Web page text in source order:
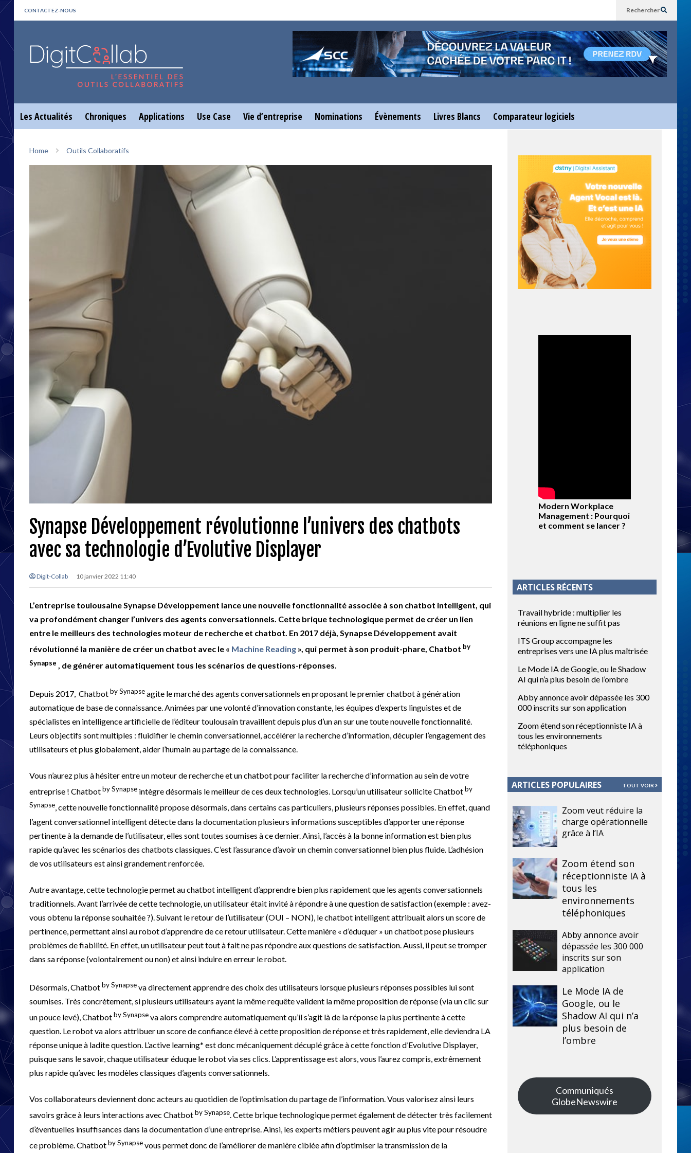
CONTACTEZ-NOUS Rechercher
Les Actualités Chroniques Applications Use Case Vie d’entreprise Nominations Évènements Livres Blancs Comparateur logiciels
Home Outils Collaboratifs
Synapse Développement révolutionne l’univers des chatbots
avec sa technologie d’Evolutive Displayer
Digit-Collab 10 janvier 2022 11:40
L’entreprise toulousaine Synapse Développement lance une nouvelle fonctionnalité associée à son chatbot intelligent, qui
va profondément changer l’univers des agents conversationnels. Cette brique technologique permet de créer un lien
entre le meilleurs des technologies moteur de recherche et chatbot. En 2017 déjà, Synapse Développement avait
révolutionné la manière de créer un chatbot avec le « Machine Reading », qui permet à son produit-phare, Chatbot by
Synapse
, de générer automatiquement tous les scénarios de questions-réponses.
Depuis 2017, Chatbotby Synapseagite le marché des agents conversationnels en proposant le premier chatbot à génération
automatique de base de connaissance. Animées par une volonté d’innovation constante, les équipes d’experts linguistes et de
spécialistes en intelligence artificielle de l’éditeur toulousain travaillent depuis plus d’un an sur une toute nouvelle fonctionnalité.
Leurs objectifs sont multiples : fluidifier le chemin conversationnel, accélérer la recherche d’information, décupler l’engagement des
utilisateurs et plus globalement, aider l’humain au partage de la connaissance.
Vous n’aurez plus à hésiter entre un moteur de recherche et un chatbot pour faciliter la recherche d’information au sein de votre
entreprise ! Chatbotby Synapse intègre désormais le meilleur de ces deux technologies. Lorsqu’un utilisateur sollicite Chatbotby
Synapse, cette nouvelle fonctionnalité propose désormais, dans certains cas particuliers, plusieurs réponses possibles. En effet, quand
l’agent conversationnel intelligent détecte dans la documentation plusieurs informations susceptibles d’apporter une réponse
pertinente à la demande de l’utilisateur, elles sont toutes soumises à ce dernier. Ainsi, l’accès à la bonne information est bien plus
rapide qu’avec les scénarios des chatbots classiques. C’est l’assurance d’avoir un chemin conversationnel bien plus fluide. L’adhésion
de vos utilisateurs est ainsi grandement renforcée.
Autre avantage, cette technologie permet au chatbot intelligent d’apprendre bien plus rapidement que les agents conversationnels
traditionnels. Avant l’arrivée de cette technologie, un utilisateur était invité à répondre à une question de satisfaction (exemple : avez-
vous obtenu la réponse souhaitée ?). Suivant le retour de l’utilisateur (OUI – NON), le chatbot intelligent attribuait alors un score de
pertinence, permettant ainsi au robot d’apprendre de ce retour utilisateur. Cette manière « d’éduquer » un chatbot pose plusieurs
problèmes de fiabilité. En effet, un utilisateur peut tout à fait ne pas répondre aux questions de satisfaction. Aussi, il peut se tromper
dans sa réponse (volontairement ou non) et ainsi induire en erreur le robot.
Désormais, Chatbotby Synapseva directement apprendre des choix des utilisateurs lorsque plusieurs réponses possibles lui sont
soumises. Très concrètement, si plusieurs utilisateurs ayant la même requête valident la même proposition de réponse (via un clic sur
un pouce levé), Chatbotby Synapseva alors comprendre automatiquement qu’il s’agit là de la réponse la plus pertinente à cette
question. Le robot va alors attribuer un score de confiance élevé à cette proposition de réponse et très rapidement, elle deviendra LA
réponse unique à ladite question. L’active learning* est donc mécaniquement décuplé grâce à cette fonction d’Evolutive Displayer,
puisque sans le savoir, chaque utilisateur éduque le robot via ses clics. L’apprentissage est alors, vous l’aurez compris, extrêmement
plus rapide qu’avec les modèles classiques d’agents conversationnels.
Vos collaborateurs deviennent donc acteurs au quotidien de l’optimisation du partage de l’information. Vous valorisez ainsi leurs
savoirs grâce à leurs interactions avec Chatbotby Synapse. Cette brique technologique permet également de détecter très facilement
d’éventuelles insuffisances dans la documentation d’une entreprise. Ainsi, les experts métiers peuvent agir au plus vite pour résoudre
ce problème. Chatbotby Synapsevous permet donc de l’améliorer de manière ciblée afin d’optimiser la transmission de la
Modern Workplace
Management : Pourquoi
et comment se lancer ?
ARTICLES RÉCENTS
Travail hybride : multiplier les
réunions en ligne ne suffit pas
ITS Group accompagne les
entreprises vers une IA plus maîtrisée
Le Mode IA de Google, ou le Shadow
AI qui n’a plus besoin de l’ombre
Abby annonce avoir dépassée les 300
000 inscrits sur son application
Zoom étend son réceptionniste IA à
tous les environnements
téléphoniques
ARTICLES POPULAIRES TOUT VOIR
Zoom veut réduire la
charge opérationnelle
grâce à l’IA
Zoom étend son
réceptionniste IA à
tous les
environnements
téléphoniques
Abby annonce avoir
dépassée les 300 000
inscrits sur son
application
Le Mode IA de
Google, ou le
Shadow AI qui n’a
plus besoin de
l’ombre
Communiqués
GlobeNewswire